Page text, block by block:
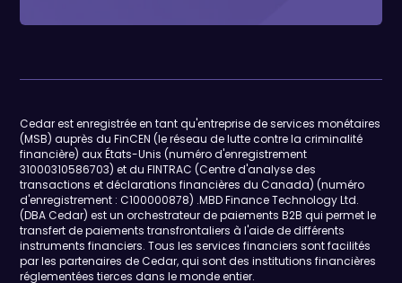
Cedar est enregistrée en tant qu'entreprise de services monétaires
(MSB) auprès du FinCEN (le réseau de lutte contre la criminalité
financière) aux États-Unis (numéro d'enregistrement
31000310586703) et du FINTRAC (Centre d'analyse des
transactions et déclarations financières du Canada) (numéro
d'enregistrement : C100000878) .MBD Finance Technology Ltd.
(DBA Cedar) est un orchestrateur de paiements B2B qui permet le
transfert de paiements transfrontaliers à l'aide de différents
instruments financiers. Tous les services financiers sont facilités
par les partenaires de Cedar, qui sont des institutions financières
réglementées tierces dans le monde entier.